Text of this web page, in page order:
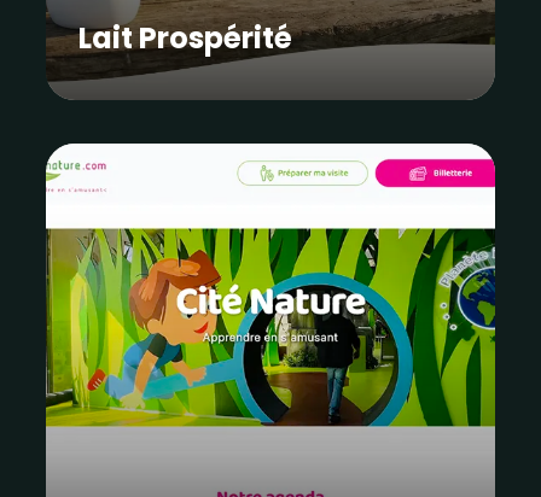
Lait Prospérité